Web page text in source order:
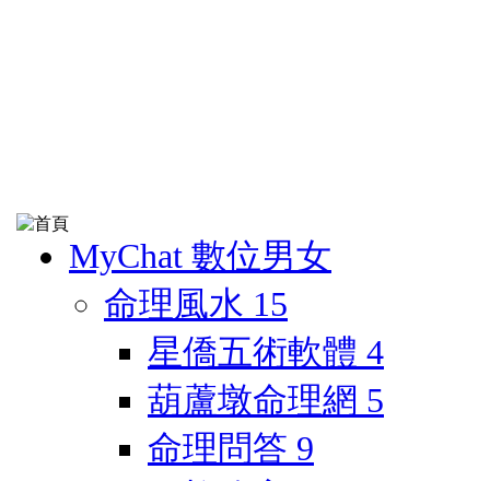
MyChat 數位男女
命理風水 15
星僑五術軟體 4
葫蘆墩命理網 5
命理問答 9